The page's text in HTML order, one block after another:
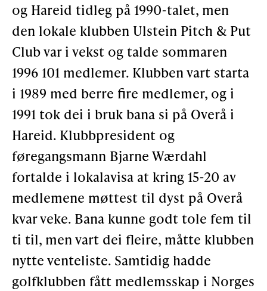
SLIK KAN DU BIDRA
Bidra til lokalhistorie
OM ULSTEIN HISTORIELAG
Kontakt oss
Om oss
Levd liv
FÅ TILGONG
og Hareid tidleg på 1990-talet, men
den lokale klubben Ulstein Pitch & Put
Club var i vekst og talde sommaren
1996 101 medlemer. Klubben vart starta
i 1989 med berre fire medlemer, og i
1991 tok dei i bruk bana si på Overå i
Hareid. Klubbpresident og
føregangsmann Bjarne Wærdahl
fortalde i lokalavisa at kring 15-20 av
medlemene møttest til dyst på Overå
kvar veke. Bana kunne godt tole fem til
ti til, men vart dei fleire, måtte klubben
nytte venteliste. Samtidig hadde
golfklubben fått medlemsskap i Norges